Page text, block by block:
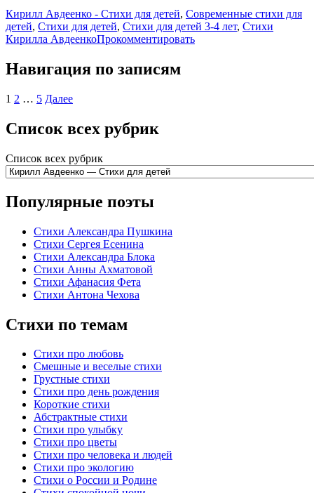
Кирилл Авдеенко - Стихи для детей, Современные стихи для
детей, Стихи для детей, Стихи для детей 3-4 лет, Стихи
Кирилла АвдеенкоПрокомментировать
Навигация по записям
1 2 … 5 Далее
Список всех рубрик
Список всех рубрик
Популярные поэты
Стихи Александра Пушкина
Стихи Сергея Есенина
Стихи Александра Блока
Стихи Анны Ахматовой
Стихи Афанасия Фета
Стихи Антона Чехова
Стихи по темам
Стихи про любовь
Смешные и веселые стихи
Грустные стихи
Стихи про день рождения
Короткие стихи
Абстрактные стихи
Стихи про улыбку
Стихи про цветы
Стихи про человека и людей
Стихи про экологию
Стихи о России и Родине